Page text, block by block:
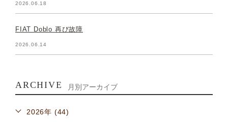
2026.06.18
FIAT Doblo 再び故障
2026.06.14
ARCHIVE 月別アーカイブ
2026年 (44)